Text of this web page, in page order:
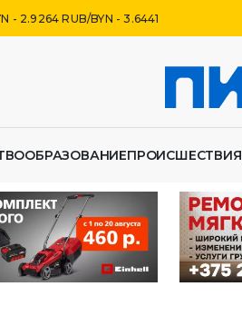
- 2.9264 RUB/BYN - 3.6441
ОБРАЗОВАНИЕПРОИСШЕСТВИЯ